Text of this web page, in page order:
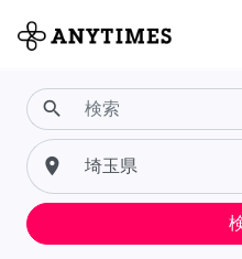
search
place